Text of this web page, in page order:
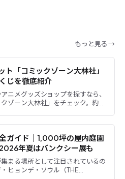
もっと見る →
「コミックゾーン大林社」
じを徹底紹介
ニメグッズショップを探すなら、
ゾーン大林社」をチェック。約
ガイド｜1,000坪の屋内庭園
年夏はバンクシー展も
まる場所として注目されているの
ヒョンデ・ソウル（THE